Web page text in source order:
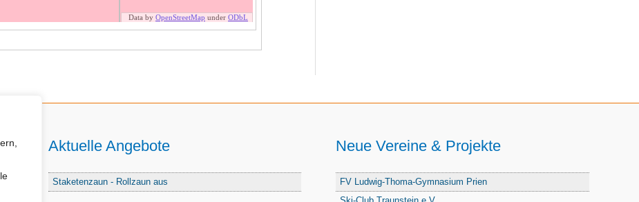
Aktuelle Angebote
Staketenzaun - Rollzaun aus
Neue Vereine & Projekte
FV Ludwig-Thoma-Gymnasium Prien